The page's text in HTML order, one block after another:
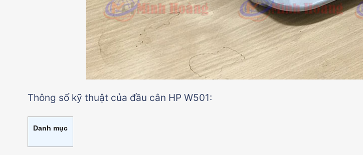
Thông số kỹ thuật của đầu cân HP W501:
Danh mục